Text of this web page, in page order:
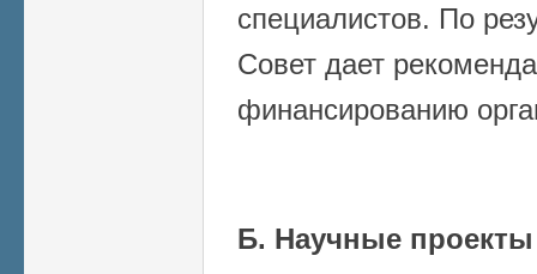
специалистов. По
Совет дает
финансированию
Б. Научные проекты